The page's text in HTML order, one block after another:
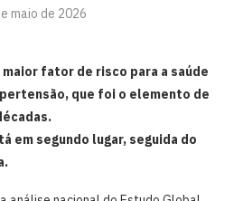
maio de 2026
fator de risco para a saúde
que foi o elemento de
em segundo lugar, seguida do